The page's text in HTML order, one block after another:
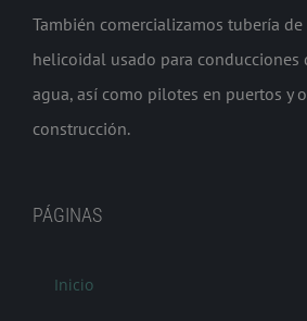
También comercializamos tubería
helicoidal usado para conducciones
agua, así como pilotes en puertos y
construcción.
PÁGINAS
Inicio